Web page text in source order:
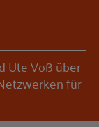
Ute Voß über
für